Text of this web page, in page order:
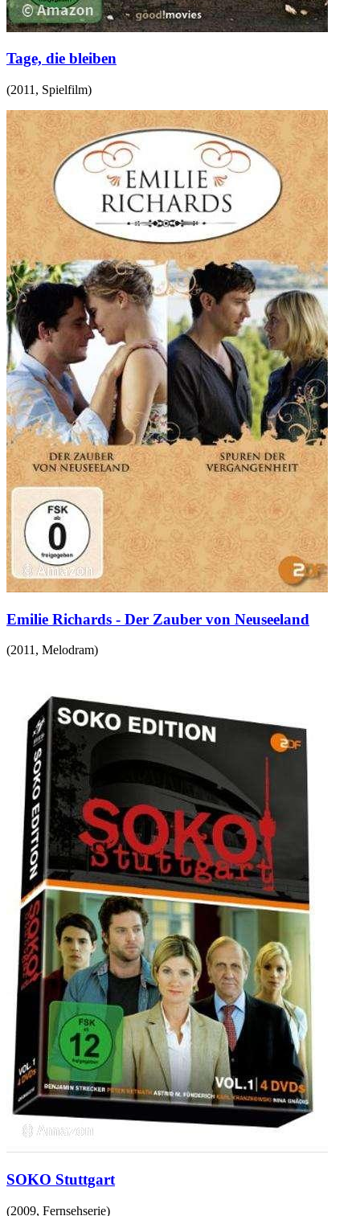
Tage, die bleiben
(2011 , Spielfilm)
Emilie Richards - Der Zauber von Neuseeland
(2011, Melodram)
SOKO Stuttgart
(2009, Fernsehserie)